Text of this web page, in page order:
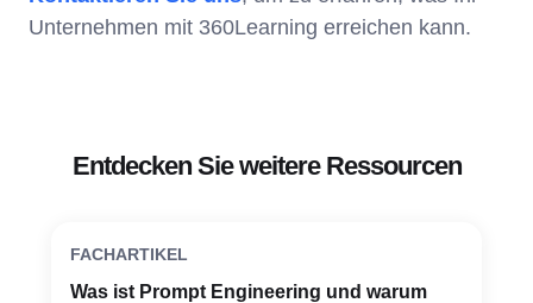
Unternehmen mit 360Learning erreichen kann.
Entdecken Sie weitere Ressourcen
FACHARTIKEL
Was ist Prompt Engineering und warum